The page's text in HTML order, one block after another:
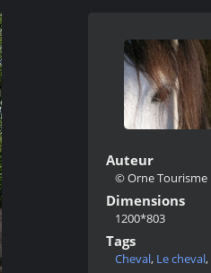
Auteur
© Orne Tourisme
Dimensions
1200*803
Tags
Cheval, Le cheval,